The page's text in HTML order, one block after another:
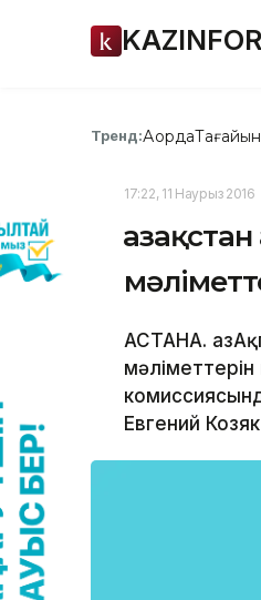
Тренд:Ақорда
17:22, 11 Наурыз 2016
АСТАНА.
Евгений